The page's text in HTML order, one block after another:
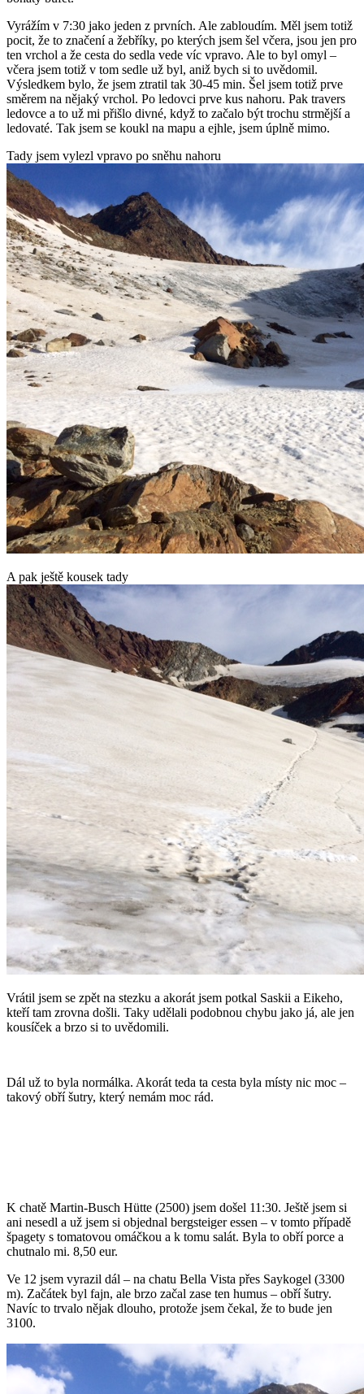
Vyrážím v 7:30 jako jeden z prvních. Ale zabloudím. Měl jsem totiž
pocit, že to značení a žebříky, po kterých jsem šel včera, jsou jen pro
ten vrchol a že cesta do sedla vede víc vpravo. Ale to byl omyl –
včera jsem totiž v tom sedle už byl, aniž bych si to uvědomil.
Výsledkem bylo, že jsem ztratil tak 30-45 min. Šel jsem totiž prve
směrem na nějaký vrchol. Po ledovci prve kus nahoru. Pak travers
ledovce a to už mi přišlo divné, když to začalo být trochu strmější a
ledovaté. Tak jsem se koukl na mapu a ejhle, jsem úplně mimo.
Tady jsem vylezl vpravo po sněhu nahoru
A pak ještě kousek tady
Vrátil jsem se zpět na stezku a akorát jsem potkal Saskii a Eikeho,
kteří tam zrovna došli. Taky udělali podobnou chybu jako já, ale jen
kousíček a brzo si to uvědomili.
Dál už to byla normálka. Akorát teda ta cesta byla místy nic moc –
takový obří šutry, který nemám moc rád.
K chatě Martin-Busch Hütte (2500) jsem došel 11:30. Ještě jsem si
ani nesedl a už jsem si objednal bergsteiger essen – v tomto případě
špagety s tomatovou omáčkou a k tomu salát. Byla to obří porce a
chutnalo mi. 8,50 eur.
Ve 12 jsem vyrazil dál – na chatu Bella Vista přes Saykogel (3300
m). Začátek byl fajn, ale brzo začal zase ten humus – obří šutry.
Navíc to trvalo nějak dlouho, protože jsem čekal, že to bude jen
3100.